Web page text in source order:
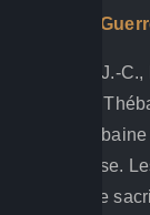
Troisième
En 362 av. J.-
alliées des
l’armée
Péloponnèse.
accusant de